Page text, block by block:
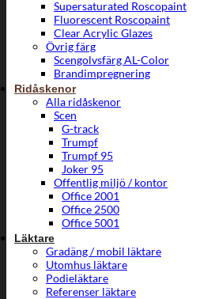
Supersaturated Roscopaint
Fluorescent Roscopaint
Clear Acrylic Glazes
Övrig färg
Scengolvsfärg AL-Color
Brandimpregnering
Ridåskenor
Alla ridåskenor
Scen
G-track
Trumpf
Trumpf 95
Joker 95
Offentlig miljö / kontor
Office 2001
Office 2500
Office 5001
Läktare
Gradäng / mobil läktare
Utomhus läktare
Podieläktare
Referenser läktare